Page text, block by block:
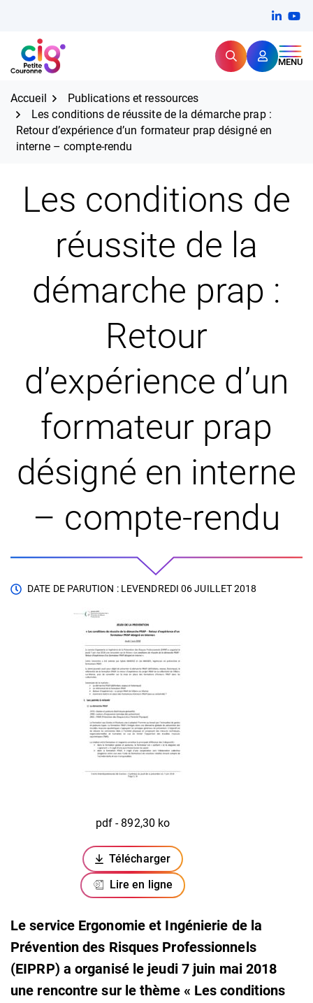
contenu
CIG Petite Couronne RechercherMENU
Expertise et proximité pour
Accueil
Publications et ressources
Les conditions de réussite de la démarche prap :
Retour d’expérience d’un formateur prap désigné en
interne – compte-rendu
Les conditions de
réussite de la
démarche prap :
Retour
d’expérience d’un
formateur prap
désigné en interne
– compte-rendu
DATE DE PARUTION : LEVENDREDI 06 JUILLET 2018
pdf - 892,30 ko
Télécharger
(ouverture dans un nouvel onglet)
Lire en ligne
Le service Ergonomie et Ingénierie de la
Prévention des Risques Professionnels
(EIPRP) a organisé le jeudi 7 juin mai 2018
une rencontre sur le thème « Les conditions